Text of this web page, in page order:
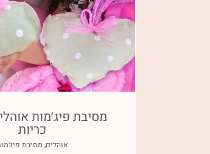
מסיבת פיג׳מות
כריות
אוהלים, מסיבת